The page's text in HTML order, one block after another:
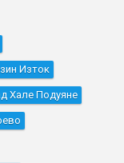
Изток
Хале Подуяне